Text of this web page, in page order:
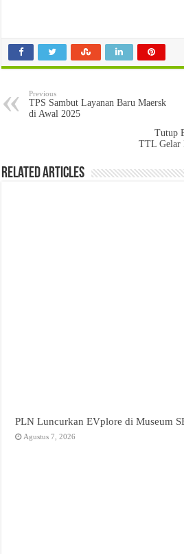
Previous
TPS Sambut Layanan Baru Maersk
di Awal 2025
Tutup
TTL Gelar
Related Articles
PLN Luncurkan EVplore di Museum
Agustus 7, 2026